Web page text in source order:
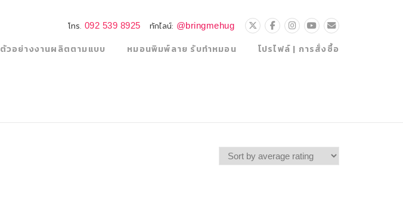
ทักไลน์: @bringmehug
โทร. 092 539 8925
ตัวอย่างงานผลิตตามแบบ หมอนพิมพ์ลาย รับทำหมอน โปรไฟล์ | การสั่งซื้อ